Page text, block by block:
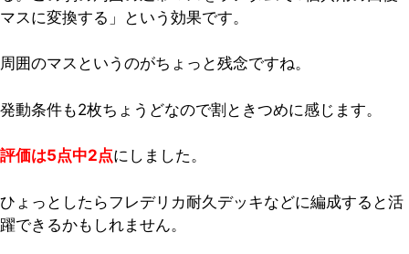
マスに変換する」という効果です。
周囲のマスというのがちょっと残念ですね。
発動条件も2枚ちょうどなので割ときつめに感じます。
評価は5点中2点にしました。
ひょっとしたらフレデリカ耐久デッキなどに編成すると活
躍できるかもしれません。